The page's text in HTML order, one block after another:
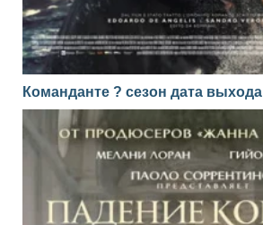
Команданте ? сезон дата выхода